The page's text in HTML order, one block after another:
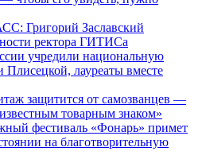
Григорий Заславский
ректора ГИТИСа
учредили национальную
лауреаты вместе
защитится от самозванцев —
товарным знаком»
фестиваль «Фонарь» примет
на благотворительную